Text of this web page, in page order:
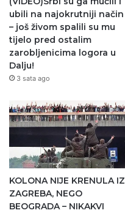
ubili na najokrutniji način
– još živom spalili su mu
tijelo pred ostalim
zarobljenicima logora u
Dalju!
3 sata ago
KOLONA NIJE KRENULA IZ
ZAGREBA, NEGO
BEOGRADA – NIKAKVI